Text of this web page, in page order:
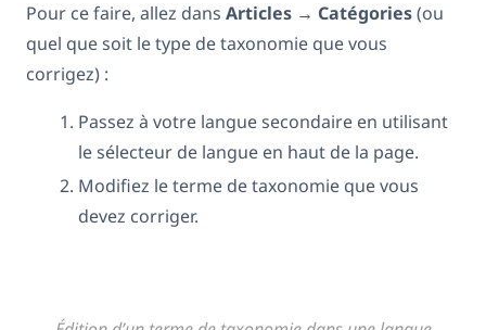
Pour ce faire, allez dans Articles → Catégories(ou
quel que soit le type de taxonomie que vous
corrigez) :
Passez à votre langue secondaire en utilisant
le sélecteur de langue en haut de la page.
Modifiez le terme de taxonomie que vous
devez corriger.